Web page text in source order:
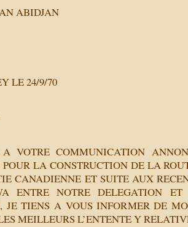
ABIDJAN
LE 24/9/70
VOTRE COMMUNICATION
POUR LA CONSTRUCTION DE LA
CANADIENNE ET SUITE AUX
ENTRE NOTRE DELEGATION
JE TIENS A VOUS INFORMER DE
MEILLEURS L’ENTENTE Y